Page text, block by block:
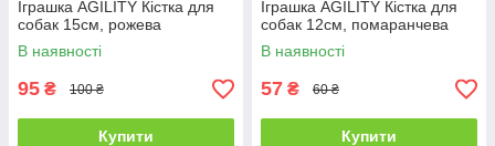
Іграшка AGILITY Кістка для
собак 15см, рожева
В наявності
95 ₴ 100 ₴
Купити
Іграшка AGILITY Кістка для
собак 12см, помаранчева
В наявності
57 ₴ 60 ₴
Купити